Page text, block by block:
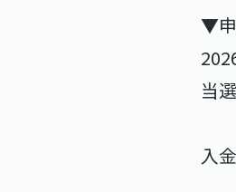
▼申
当
※
入